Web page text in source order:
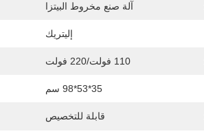
آلة صنع مخروط البيتزا
إليتريك
110 فولت/220 فولت
35*53*98 سم
قابلة للتخصيص